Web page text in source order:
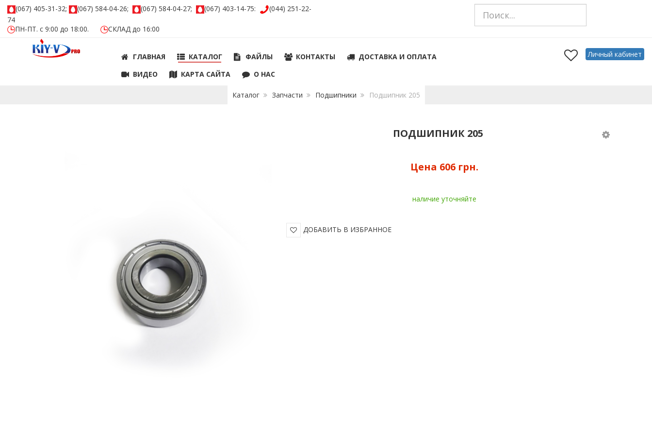
(067) 405-31-32; (067) 584-04-26; (067) 584-04-27; (067) 403-14-75:
(044) 251-22-
74
ПН-ПТ. с 9:00 до 18:00.
СКЛАД до 16:00
ГЛАВНАЯ КАТАЛОГ ФАЙЛЫ КОНТАКТЫ
ДОСТАВКА И ОПЛАТА
ВИДЕО
КАРТА САЙТА О НАС
Личный кабинет
Каталог Запчасти Подшипники Подшипник 205
ПОДШИПНИК 205
Цена 606 грн.
наличие уточняйте
ДОБАВИТЬ В ИЗБРАННОЕ